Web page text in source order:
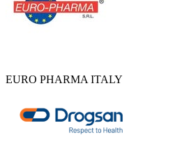
EURO PHARMA ITALY